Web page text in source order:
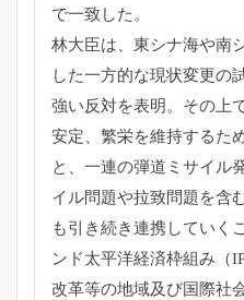
で一致した。
林大臣は、 東シナ海や南
した一方的な現状変更の
強い反対を表明。その上で
安定、 繁栄を維持するた
と、 一連の弾道ミサイル
イル問題や拉致問題を含
も引き続き連携していく
ンド太平洋経済枠組み（
改革等の地域及び国際社